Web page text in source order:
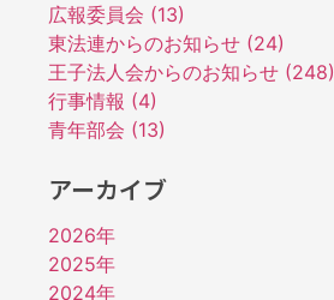
広報委員会 (13)
東法連からのお知らせ (24)
王子法人会からのお知らせ (248)
行事情報 (4)
青年部会 (13)
アーカイブ
2026年
2025年
2024年